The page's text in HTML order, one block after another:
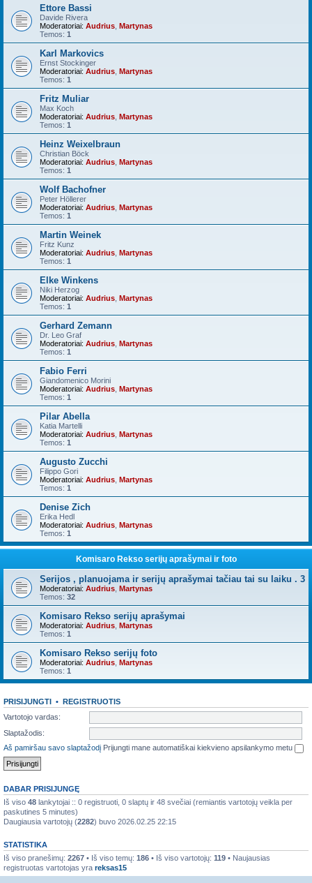
Ettore Bassi
Davide Rivera
Moderatoriai: Audrius Martynas
Temos: 1
Karl Markovics
Ernst Stockinger
Moderatoriai: Audrius Martynas
Temos: 1
Fritz Muliar
Max Koch
Moderatoriai: Audrius Martynas
Temos: 1
Heinz Weixelbraun
Christian Böck
Moderatoriai: Audrius Martynas
Temos: 1
Wolf Bachofner
Peter Höllerer
Moderatoriai: Audrius Martynas
Temos: 1
Martin Weinek
Fritz Kunz
Moderatoriai: Audrius Martynas
Temos: 1
Elke Winkens
Niki Herzog
Moderatoriai: Audrius Martynas
Temos: 1
Gerhard Zemann
Dr. Leo Graf
Moderatoriai: Audrius Martynas
Temos: 1
Fabio Ferri
Giandomenico Morini
Moderatoriai: Audrius Martynas
Temos: 1
Pilar Abella
Katia Martelli
Moderatoriai: Audrius Martynas
Temos: 1
Augusto Zucchi
Filippo Gori
Moderatoriai: Audrius Martynas
Temos: 1
Denise Zich
Erika Hedl
Moderatoriai: Audrius Martynas
Temos: 1
Komisaro Rekso serijų aprašymai ir foto
Serijos , planuojama ir serijų aprašymai tačiau tai su laiku . 3
Moderatoriai: Audrius Martynas
Temos: 32
Komisaro Rekso serijų aprašymai
Moderatoriai: Audrius Martynas
Temos: 1
Komisaro Rekso serijų foto
Moderatoriai: Audrius Martynas
Temos: 1
PRISIJUNGTI • REGISTRUOTIS
Vartotojo vardas:
Slaptažodis:
Aš pamiršau savo slaptažodį Prijungti mane automatiškai kiekvieno apsilankymo metu
DABAR PRISIJUNGĘ
Iš viso 48 lankytojai :: 0 registruoti, 0 slaptų ir 48 svečiai (remiantis vartotojų veikla per
paskutines 5 minutes)
Daugiausia vartotojų (2282) buvo 2026.02.25 22:15
STATISTIKA
Iš viso pranešimų: 2267 • Iš viso temų: 186 • Iš viso vartotojų: 119 • Naujausias
registruotas vartotojas yra reksas15